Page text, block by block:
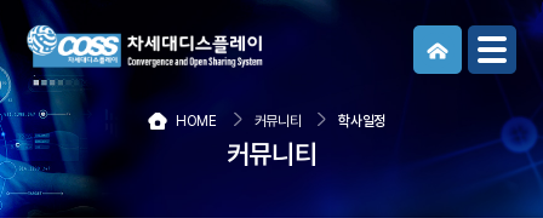
메뉴보기
HOME 커뮤니티 학사일정
커뮤니티